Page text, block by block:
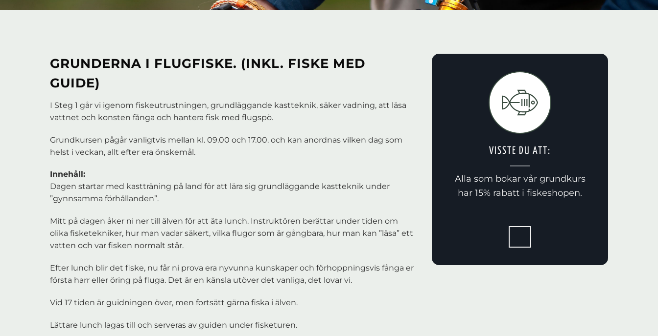
GRUNDERNA I FLUGFISKE. (INKL. FISKE MED
GUIDE)
I Steg 1 går vi igenom fiskeutrustningen, grundläggande kastteknik, säker vadning, att läsa
vattnet och konsten fånga och hantera fisk med flugspö.
Grundkursen pågår vanligtvis mellan kl. 09.00 och 17.00. och kan anordnas vilken dag som
helst i veckan, allt efter era önskemål.
Innehåll:
Dagen startar med kastträning på land för att lära sig grundläggande kastteknik under
”gynnsamma förhållanden”.
Mitt på dagen åker ni ner till älven för att äta lunch. Instruktören berättar under tiden om
olika fisketekniker, hur man vadar säkert, vilka flugor som är gångbara, hur man kan ”läsa” ett
vatten och var fisken normalt står.
Efter lunch blir det fiske, nu får ni prova era nyvunna kunskaper och förhoppningsvis fånga er
första harr eller öring på fluga. Det är en känsla utöver det vanliga, det lovar vi.
Vid 17 tiden är guidningen över, men fortsätt gärna fiska i älven.
Lättare lunch lagas till och serveras av guiden under fisketuren.
VISSTE DU ATT:
Alla som bokar vår grundkurs
har 15% rabatt i fiskeshopen.